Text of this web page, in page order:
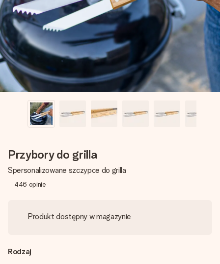
Stwórz coś wyjątkowego w zaledwie kilku krokach – z jej
imieniem, swoim zdjęciem lub wiadomością, która naprawdę
poruszy serce. Bez problemu, po prostu ogrom miłości na
tę chwilę.
Przybory do grilla
Spersonalizowane szczypce do grilla
446 opinie
Produkt dostępny w magazynie
Rodzaj